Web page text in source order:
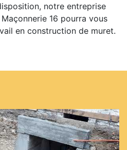
notre entreprise
16 pourra vous
en construction de muret.